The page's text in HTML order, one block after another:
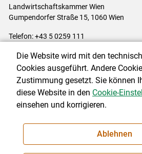
Landwirtschaftskammer Wien
Gumpendorfer Straße 15, 1060 Wien
Telefon: +43 5 0259 111
Impressum|Kontakt|
Cookie-Einstellungen
NEWSLETTER
Die Website wird mit den
Cookies ausgeführt. Andere
Zustimmung gesetzt. Sie können
diese Website in den Cookie-
einsehen und korrigieren.
Ablehnen